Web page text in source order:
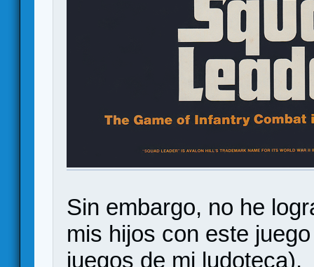
Sin embargo, no he
mis hijos con este
juegos de mi